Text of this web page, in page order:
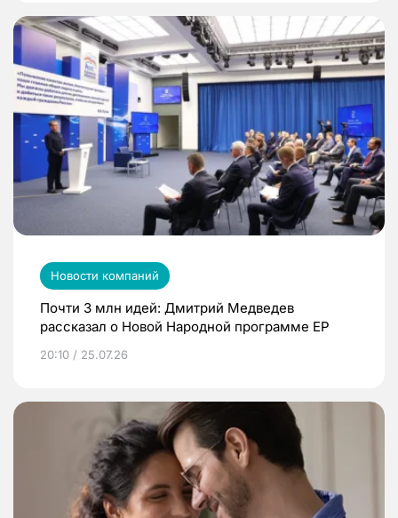
Новости компаний
Почти 3 млн идей: Дмитрий Медведев
рассказал о Новой Народной программе ЕР
20:10 / 25.07.26